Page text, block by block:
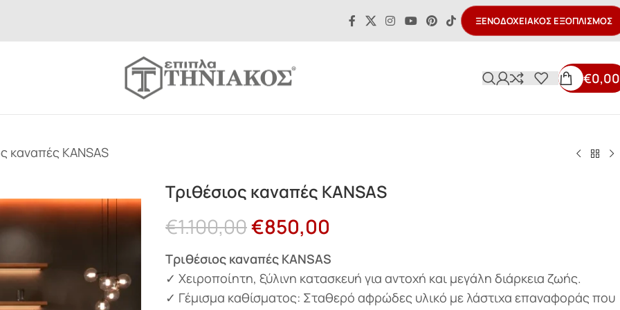
ΞΕΝΟΔΟΧΕΙΑΚΌΣ ΕΞΟΠΛΙΣΜΌΣ
€0,00
καναπές KANSAS
Τριθέσιος καναπές KANSAS
€1.100,00€850,00
Τριθέσιος καναπές KANSAS
✓ Χειροποίητη, ξύλινη κατασκευή για αντοχή και μεγάλη διάρκεια ζωής.
✓ Γέμισμα καθίσματος: Σταθερό αφρώδες υλικό με λάστιχα επαναφοράς που